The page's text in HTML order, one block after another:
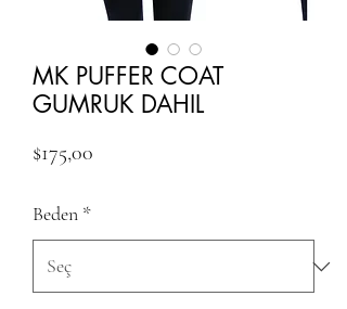
MK PUFFER COAT
GUMRUK DAHIL
$175,00
Beden *